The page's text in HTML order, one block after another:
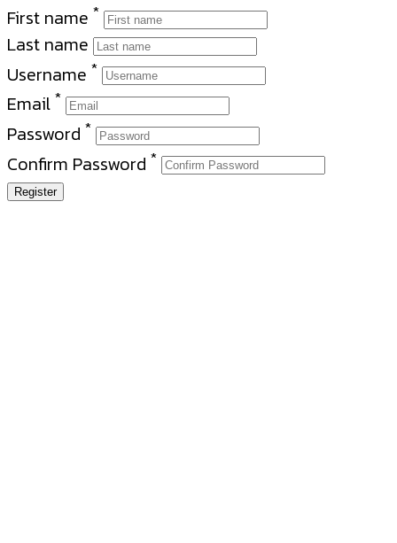
First name *
Last name
Username *
Email *
Password *
Confirm Password *
Register